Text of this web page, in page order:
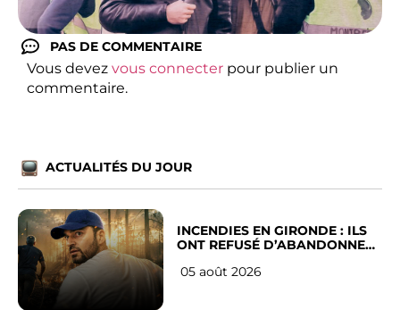
PAS DE COMMENTAIRE
Vous devez vous connecter pour publier un
commentaire.
ACTUALITÉS DU JOUR
INCENDIES EN GIRONDE : ILS
ONT REFUSÉ D’ABANDONNER
05 août 2026